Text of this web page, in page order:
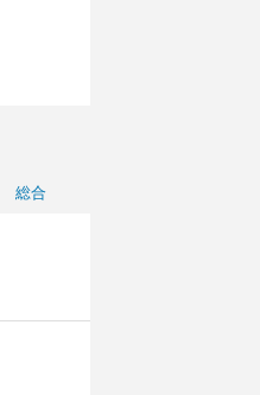
総合